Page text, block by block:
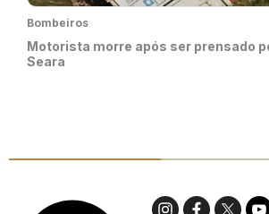
Bombeiros
Motorista morre após ser prensado
Seara